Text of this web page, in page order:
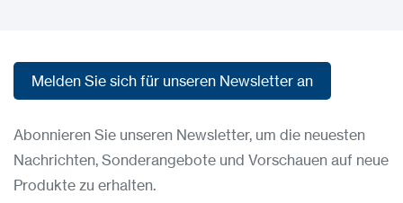
Melden Sie sich für unseren Newsletter an
Abonnieren Sie unseren Newsletter, um die neuesten
Nachrichten, Sonderangebote und Vorschauen auf neue
Produkte zu erhalten.